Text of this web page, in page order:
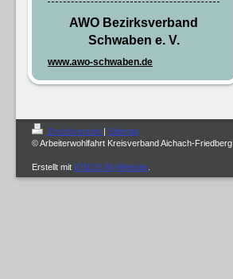
AWO Bezirksverband
Schwaben e. V.
www.awo-schwaben.de
Druckversion | Sitemap
© Arbeiterwohlfahrt Kreisverband Aichach-Friedberg
Erstellt mit IONOS MyWebsite